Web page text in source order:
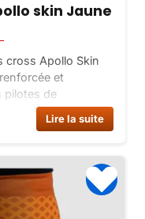
skin Jaune
cross Apollo Skin
et
pilotes de
en 5 tailles et 6
maintenant sur
Lire la suite